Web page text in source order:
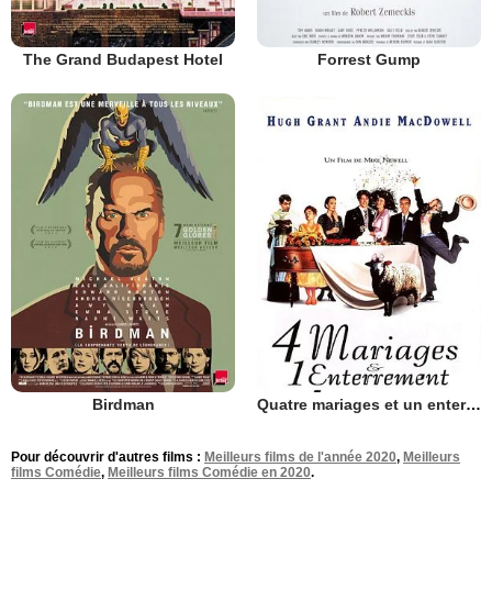
The Grand Budapest Hotel Forrest Gump
Birdman Quatre mariages et un enterrement
Pour découvrir d'autres films : Meilleurs films de l'année 2020, Meilleurs
films Comédie, Meilleurs films Comédie en 2020.